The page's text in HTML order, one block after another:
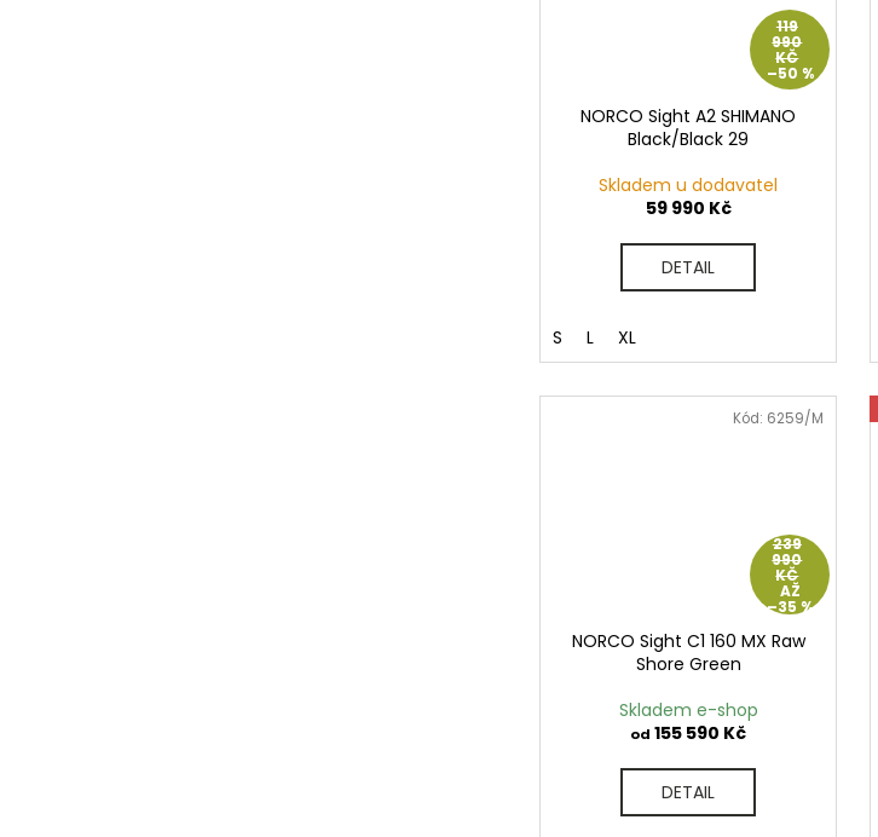
119
990
KČ
–50 %
NORCO Sight A2 SHIMANO
Black/Black 29
Skladem u dodavatel
59 990 Kč
DETAIL
S L XL
239
990
KČ
AŽ
–35 %
NORCO Sight C1 160 MX Raw
Shore Green
Skladem e-shop
od 155 590 Kč
DETAIL
Kód: 6259/M